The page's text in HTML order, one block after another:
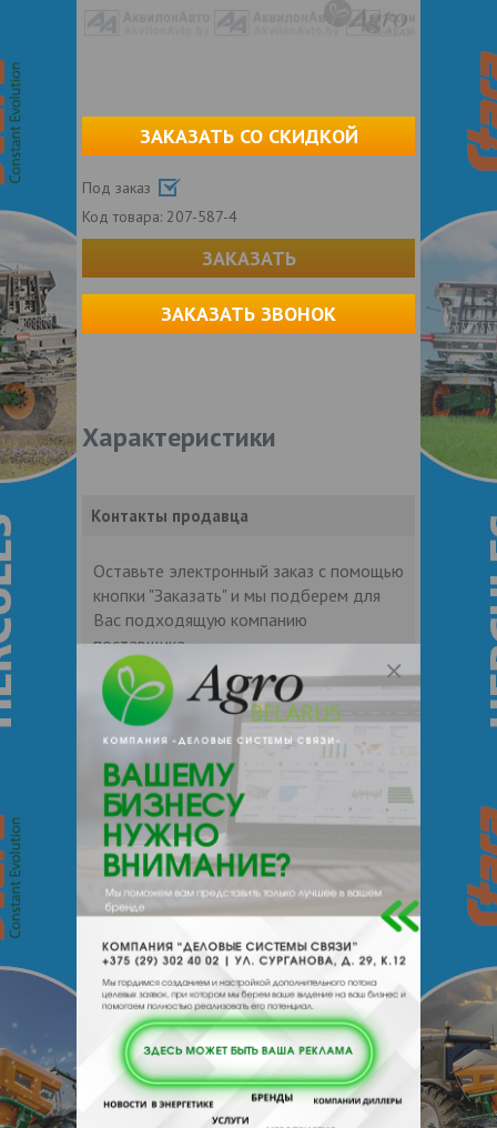
ЗАКАЗАТЬ СО СКИДКОЙ
Под заказ
Код товара: 207-587-4
ЗАКАЗАТЬ
ЗАКАЗАТЬ ЗВОНОК
Характеристики
Контакты продавца
Оставьте электронный заказ с помощью
кнопки "Заказать" и мы подберем для
Вас подходящую компанию
поставщика.